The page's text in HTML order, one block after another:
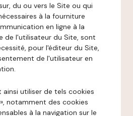
du ou vers le Site ou qui
à la fourniture
en ligne à la
de l'utilisateur du Site, sont
pour l'éditeur du Site,
de l'utilisateur en
utiliser de tels cookies
notamment des cookies
à la navigation sur le